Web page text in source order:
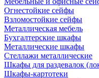
Огнестойкие сейфы
Взломостойкие сейфы
Металлическая мебель
Бухгалтерские шкафы
Металлические шкафы
Стеллажи металлические
Шкафы для раздевалок
Шкафы-картотеки